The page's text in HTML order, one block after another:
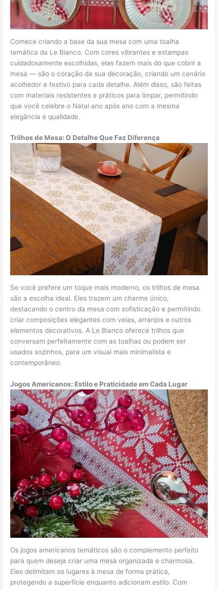
Comece criando a base da sua mesa com uma toalha
temática da Le Bianco. Com cores vibrantes e estampas
cuidadosamente escolhidas, elas fazem mais do que cobrir a
mesa — são o coração da sua decoração, criando um cenário
acolhedor e festivo para cada detalhe. Além disso, são feitas
com materiais resistentes e práticos para limpar, permitindo
que você celebre o Natal ano após ano com a mesma
elegância e qualidade.
Trilhos de Mesa: O Detalhe Que Faz Diferença
Se você prefere um toque mais moderno, os trilhos de mesa
são a escolha ideal. Eles trazem um charme único,
destacando o centro da mesa com sofisticação e permitindo
criar composições elegantes com velas, arranjos e outros
elementos decorativos. A Le Bianco oferece trilhos que
conversam perfeitamente com as toalhas ou podem ser
usados sozinhos, para um visual mais minimalista e
contemporâneo.
Jogos Americanos: Estilo e Praticidade em Cada Lugar
Os jogos americanos temáticos são o complemento perfeito
para quem deseja criar uma mesa organizada e charmosa.
Eles delimitam os lugares à mesa de forma prática,
protegendo a superfície enquanto adicionam estilo. Com